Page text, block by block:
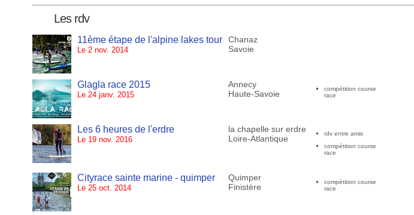
Les rdv
11ème étape de l'alpine lakes tour
Le 2 nov. 2014
Chanaz
Savoie
Glagla race 2015
Le 24 janv. 2015
Annecy
Haute-Savoie
compétition course
race
Les 6 heures de l'erdre
Le 19 nov. 2016
la chapelle sur erdre
Loire-Atlantique
rdv entre amis
compétition course
race
Cityrace sainte marine - quimper
Le 25 oct. 2014
Quimper
Finistère
compétition course
race